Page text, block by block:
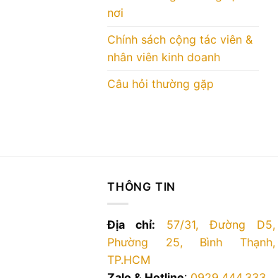
nơi
Chính sách cộng tác viên &
nhân viên kinh doanh
Câu hỏi thường gặp
THÔNG TIN
Địa chỉ:
57/31, Đường D5,
Phường 25, Bình Thạnh,
TP.HCM